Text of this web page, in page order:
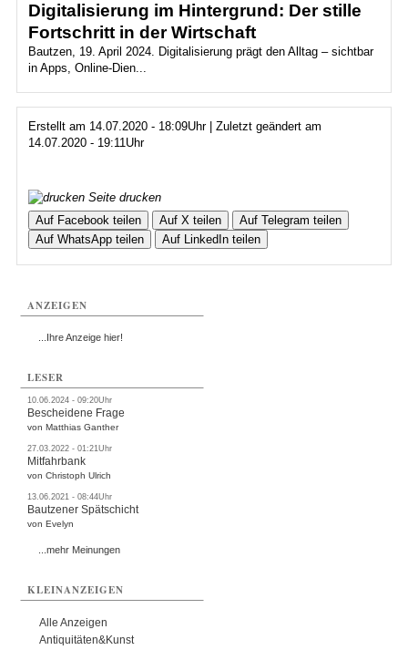
Digitalisierung im Hintergrund: Der stille
Fortschritt in der Wirtschaft
Bautzen, 19. April 2024. Digitalisierung prägt den Alltag – sichtbar
in Apps, Online-Dien...
Erstellt am 14.07.2020 - 18:09Uhr | Zuletzt geändert am
14.07.2020 - 19:11Uhr
Seite drucken
Auf Facebook teilen
Auf X teilen
Auf Telegram teilen
Auf WhatsApp teilen
Auf LinkedIn teilen
ANZEIGEN
...Ihre Anzeige hier!
LESER
10.06.2024 - 09:20Uhr
Bescheidene Frage
von Matthias Ganther
27.03.2022 - 01:21Uhr
Mitfahrbank
von Christoph Ulrich
13.06.2021 - 08:44Uhr
Bautzener Spätschicht
von Evelyn
...mehr Meinungen
KLEINANZEIGEN
Alle Anzeigen
Antiquitäten&Kunst